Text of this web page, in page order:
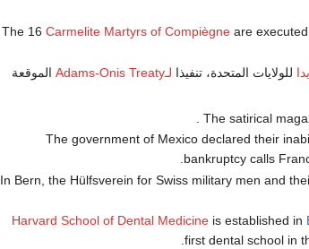
Carmelite Martyrs of Compiègneare
للولايات المتحدة، تنفيذا لـAdams-Onis Treaty
الموقعة
- The government of Mexico declared their
bankruptcy calls
- In Bern, the Hülfsverein for Swiss military men and
Harvard School of Dental Medicineis established in
first dental school in